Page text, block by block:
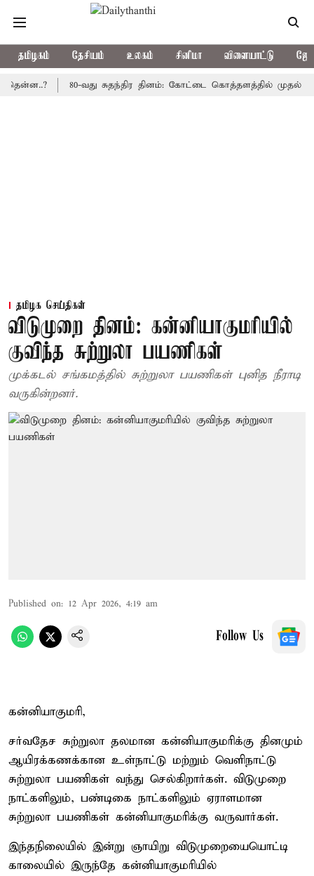
தமிழகம் தேசியம் உலகம் சினிமா விளையாட்டு
80-வது சுதந்திர தினம்: கோட்டை கொத்தளத்தில் முதல்
தமிழக செய்திகள்
விடுமுறை தினம்: கன்னியாகுமரியில்
குவிந்த சுற்றுலா பயணிகள்
முக்கடல் சங்கமத்தில் சுற்றுலா பயணிகள் புனித நீராடி
வருகின்றனர்.
Published on: 12 Apr 2026, 4:19 am
Follow Us
கன்னியாகுமரி,
சர்வதேச சுற்றுலா தலமான கன்னியாகுமரிக்கு தினமும்
ஆயிரக்கணக்கான உள்நாட்டு மற்றும் வெளிநாட்டு
சுற்றுலா பயணிகள் வந்து செல்கிறார்கள். விடுமுறை
நாட்களிலும், பண்டிகை நாட்களிலும் ஏராளமான
சுற்றுலா பயணிகள் கன்னியாகுமரிக்கு வருவார்கள்.
இந்தநிலையில் இன்று ஞாயிறு விடுமுறையையொட்டி
காலையில் இருந்தே கன்னியாகுமரியில்